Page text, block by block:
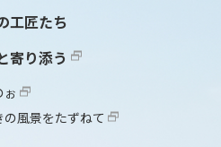
工匠たち
寄り添う
ぉ
の風景をたずねて